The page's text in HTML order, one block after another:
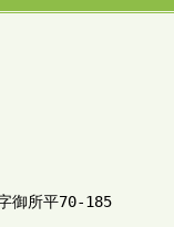
御所平70-185